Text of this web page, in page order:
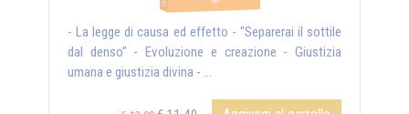
- La legge di causa ed effetto - "Separerai il sottile
dal denso" - Evoluzione e creazione - Giustizia
umana e giustizia divina - ...